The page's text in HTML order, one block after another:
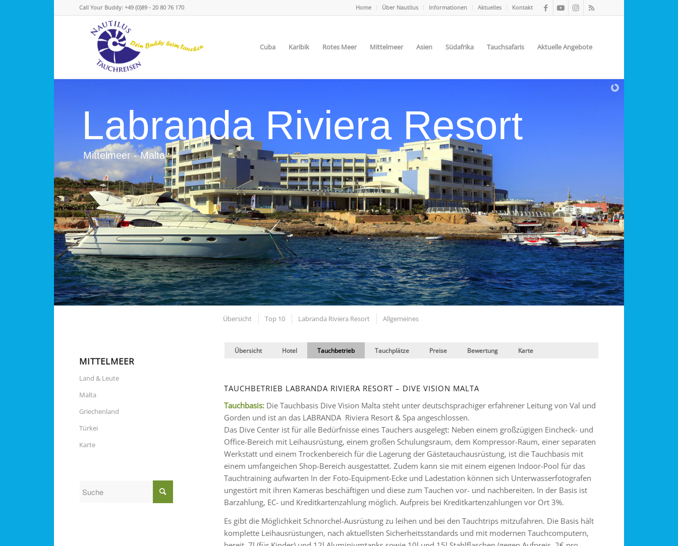
Home Über Nautilus Informationen Aktuelles Kontakt
Call Your Buddy: +49 (0)89 - 20 80 76 170
Cuba Karibik Rotes Meer Mittelmeer Asien Südafrika Tauchsafaris Aktuelle Angebote
Labranda Riviera Resort
Mittelmeer - Malta
Übersicht Top 10 Labranda Riviera Resort Allgemeines
Übersicht Hotel Tauchbetrieb Tauchplätze Preise Bewertung Karte
TAUCHBETRIEB LABRANDA RIVIERA RESORT – DIVE VISION MALTA
Tauchbasis:Die Tauchbasis Dive Vision Malta steht unter deutschsprachiger erfahrener Leitung von Val und
Gorden und ist an das LABRANDA Riviera Resort & Spa angeschlossen.
Das Dive Center ist für alle Bedürfnisse eines Tauchers ausgelegt: Neben einem großzügigen Eincheck- und
Office-Bereich mit Leihausrüstung, einem großen Schulungsraum, dem Kompressor-Raum, einer separaten
Werkstatt und einem Trockenbereich für die Lagerung der Gästetauchausrüstung, ist die Tauchbasis mit
einem umfangeichen Shop-Bereich ausgestattet. Zudem kann sie mit einem eigenen Indoor-Pool für das
Tauchtraining aufwarten In der Foto-Equipment-Ecke und Ladestation können sich Unterwasserfotografen
ungestört mit ihren Kameras beschäftigen und diese zum Tauchen vor- und nachbereiten. In der Basis ist
Barzahlung, EC- und Kreditkartenzahlung möglich. Aufpreis bei Kreditkartenzahlungen vor Ort 3%.
Es gibt die Möglichkeit Schnorchel-Ausrüstung zu leihen und bei den Tauchtrips mitzufahren. Die Basis hält
komplette Leihausrüstungen, nach aktuellsten Sicherheitsstandards und mit modernen Tauchcomputern,
MITTELMEER
Land & Leute
Malta
Griechenland
Türkei
Karte